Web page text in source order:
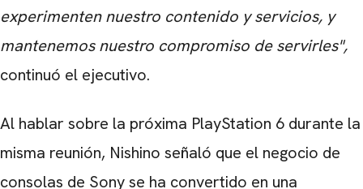
experimenten nuestro contenido y servicios, y
mantenemos nuestro compromiso de servirles",
continuó el ejecutivo.
Al hablar sobre la próxima PlayStation 6 durante la
misma reunión, Nishino señaló que el negocio de
consolas de Sony se ha convertido en una